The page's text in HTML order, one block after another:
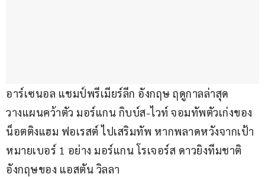
อาร์เซนอล แชมป์พรีเมียร์ลีก อังกฤษ ฤดูกาลล่าสุด
วางแผนคว้าตัว มอร์แกน กิบบ์ส-ไวท์ จอมทัพตัวเก่งของ
น็อตติงแฮม ฟอเรสต์ ไปเสริมทัพ หากพลาดหวังจากเป้า
หมายเบอร์ 1 อย่าง มอร์แกน โรเจอร์ส ดาวยิงทีมชาติ
อังกฤษของ แอสตัน วิลลา